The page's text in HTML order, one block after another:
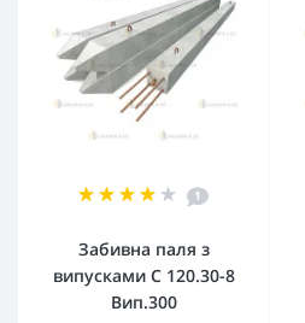
1
Забивна паля з
випусками С 120.30-8
Вип.300